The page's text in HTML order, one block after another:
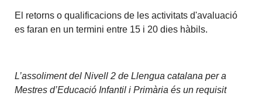
El retorns o qualificacions de les activitats d'avaluació
es faran en un termini entre 15 i 20 dies hàbils.
L’assoliment del Nivell 2 de Llengua catalana per a
Mestres d’Educació Infantil i Primària és un requisit